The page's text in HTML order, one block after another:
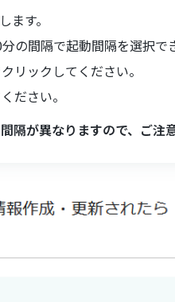
ます。
の間隔で起動間隔を選択で
リックしてください。
ださい。
隔が異なりますので、ご注